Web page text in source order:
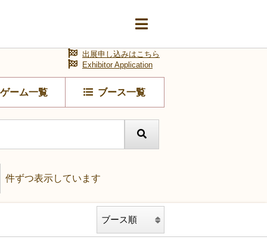
ゲーム一覧 ブース一覧
出展申し込みはこちら
Exhibitor Application
件ずつ表示しています